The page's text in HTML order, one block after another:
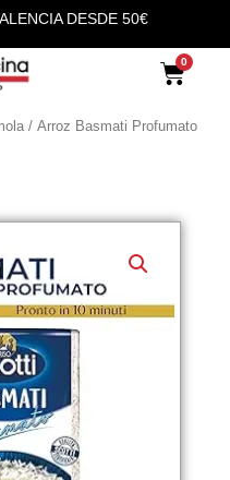
DESDE 50€
/ Arroz Basmati Profumato